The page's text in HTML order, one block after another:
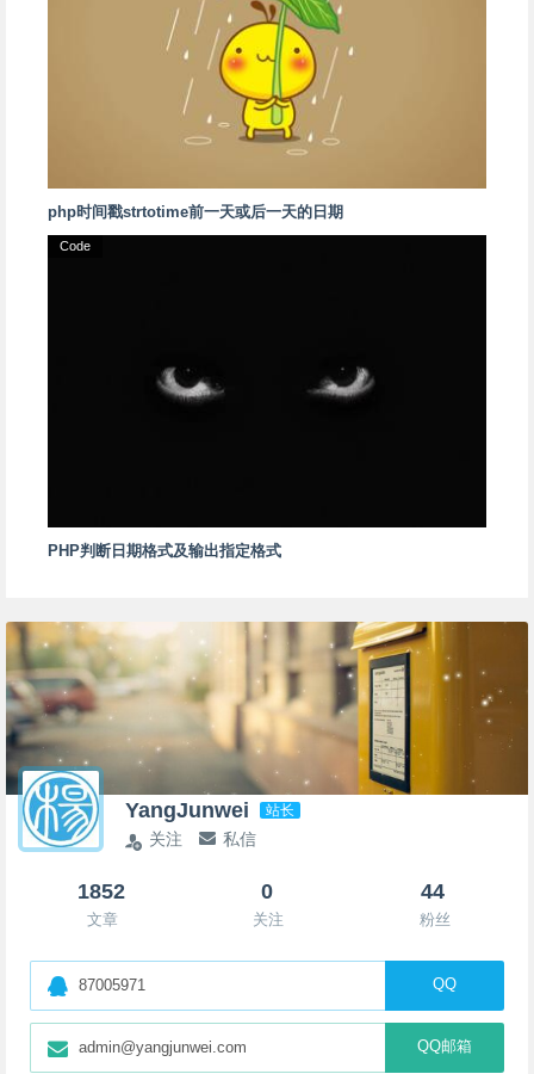
php时间戳strtotime前一天或后一天的日期
Code
PHP判断日期格式及输出指定格式
YangJunwei 站长
关注 私信
1852
文章
0
关注
44
粉丝
87005971 QQ
admin@yangjunwei.com QQ邮箱